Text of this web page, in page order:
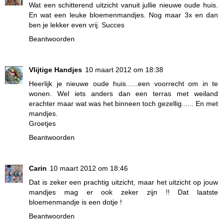
Wat een schitterend uitzicht vanuit jullie nieuwe oude huis.
En wat een leuke bloemenmandjes. Nog maar 3x en dan
ben je lekker even vrij. Succes
Beantwoorden
Vlijtige Handjes 10 maart 2012 om 18:38
Heerlijk je nieuwe oude huis......een voorrecht om in te
wonen. Wel iets anders dan een terras met weiland
erachter maar wat was het binneen toch gezellig...... En met
mandjes.
Groetjes
Beantwoorden
Carin 10 maart 2012 om 18:46
Dat is zeker een prachtig uitzicht, maar het uitzicht op jouw
mandjes mag er ook zeker zijn !! Dat laatste
bloemenmandje is een dotje !
Beantwoorden